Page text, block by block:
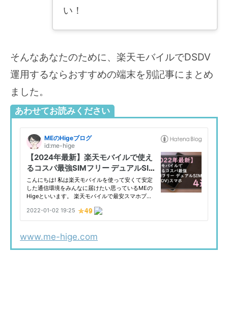
い！
そんなあなたのために、楽天モバイルでDSDV
運用するならおすすめの端末を別記事にまとめ
ました。
あわせてお読みください
www.me-hige.com